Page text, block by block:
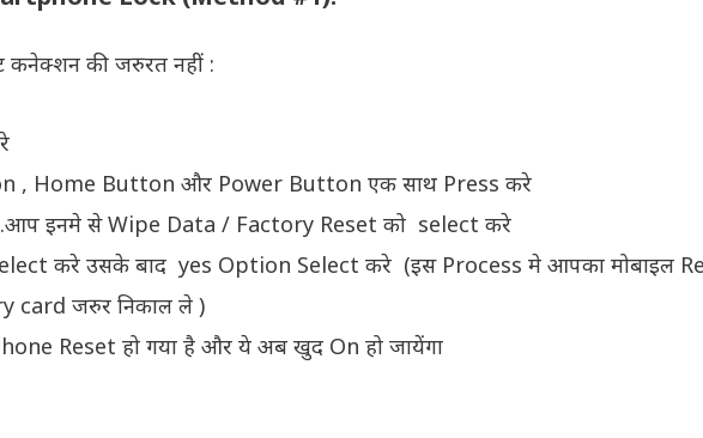
कनेक्शन की जरुरत नहीं :
, Home Button और Power Button एक साथ Press करे
इनमे से Wipe Data / Factory Reset को select करे
करे उसके बाद yes Option Select करे (इस Process मे आपका मोबाइल
card जरुर निकाल ले )
Reset हो गया है और ये अब खुद On हो जायेंगा